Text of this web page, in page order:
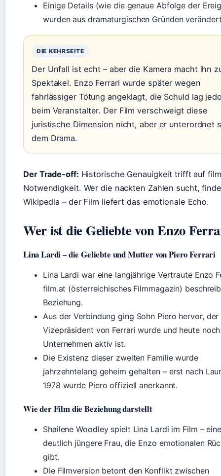
Einige Details (wie die genaue Abfolge der
wurden aus dramaturgischen Gründen
DIE KEHRSEITE
Der Unfall ist echt – aber die Kamera macht ihn
Spektakel. Enzo Ferrari wurde später wegen
fahrlässiger Tötung angeklagt, die Schuld lag
beim Veranstalter. Der Film verschweigt diese
juristische Dimension nicht, aber er unterordnet
dem Drama.
Der Trade-off: Historische Genauigkeit trifft auf
Notwendigkeit. Wer die nackten Zahlen sucht,
Wikipedia – der Film liefert das emotionale Echo.
Wer ist die Geliebte von Enzo
Lina Lardi – die Geliebte und Mutter von Piero Ferrari
Lina Lardi war eine langjährige Vertraute Enzo
film.at (österreichisches Filmmagazin)
Beziehung.
Aus der Verbindung ging Sohn Piero hervor,
Vizepräsident von Ferrari wurde und heute
Unternehmen aktiv ist.
Die Existenz dieser zweiten Familie wurde
jahrzehntelang geheim gehalten – erst nach
1978 wurde Piero offiziell anerkannt.
Wie der Film die Beziehung darstellt
Shailene Woodley spielt Lina Lardi im Film –
deutlich jüngere Frau, die Enzo emotionalen
gibt.
Die Filmversion betont den Konflikt zwischen